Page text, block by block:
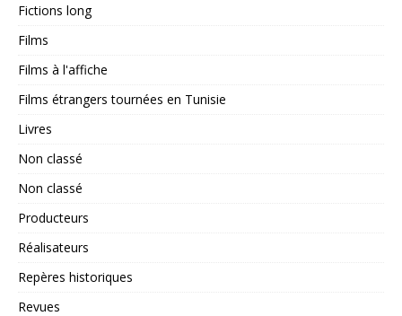
Fictions long
Films
Films à l'affiche
Films étrangers tournées en Tunisie
Livres
Non classé
Non classé
Producteurs
Réalisateurs
Repères historiques
Revues